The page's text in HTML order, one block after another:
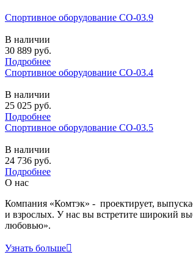
Спортивное оборудование СО-03.9
В наличии
30 889 руб.
Подробнее
Спортивное оборудование СО-03.4
В наличии
25 025 руб.
Подробнее
Спортивное оборудование СО-03.5
В наличии
24 736 руб.
Подробнее
О нас
Компания «Комтэк» - проектирует,
и взрослых. У нас вы встретите широкий
любовью».
Узнать больше